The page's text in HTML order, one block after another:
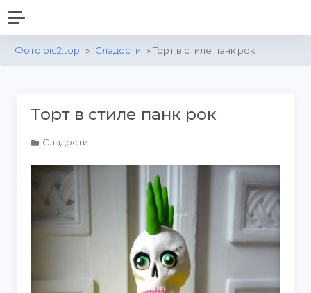
Фото pic2.top » Сладости » Торт в стиле панк рок
Торт в стиле панк рок
Сладости